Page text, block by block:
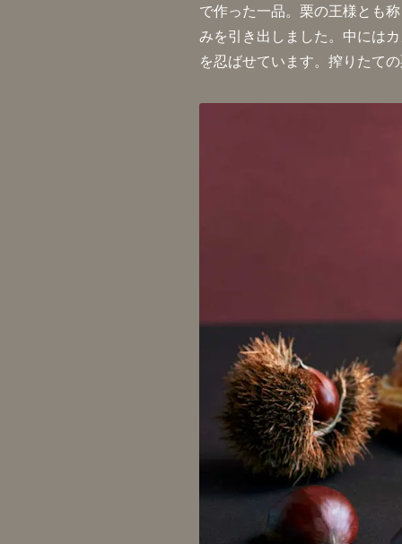
COUVERTURE
BANK MENU &
ROBB
ONLINE SHOP
NEWS
で作った一品。栗の王様とも
みを引き出しました。中には
を忍ばせています。搾りたて